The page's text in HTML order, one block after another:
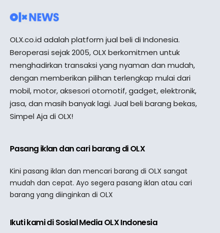
OLX.co.id adalah platform jual beli di Indonesia.
Beroperasi sejak 2005, OLX berkomitmen untuk
menghadirkan transaksi yang nyaman dan mudah,
dengan memberikan pilihan terlengkap mulai dari
mobil, motor, aksesori otomotif, gadget, elektronik,
jasa, dan masih banyak lagi. Jual beli barang bekas,
Simpel Aja di OLX!
Pasang iklan dan cari barang di OLX
Kini pasang iklan dan mencari barang di OLX sangat
mudah dan cepat. Ayo segera pasang iklan atau cari
barang yang diinginkan di OLX
Ikuti kami di Sosial Media OLX Indonesia